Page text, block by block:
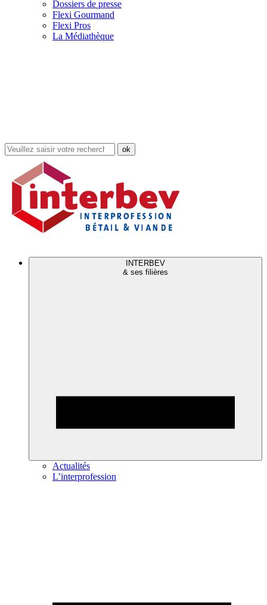
Dossiers de presse
Flexi Gourmand
Flexi Pros
La Médiathèque
Rechercher
dans
site
INTERBEV
& ses filières
Actualités
L’interprofession